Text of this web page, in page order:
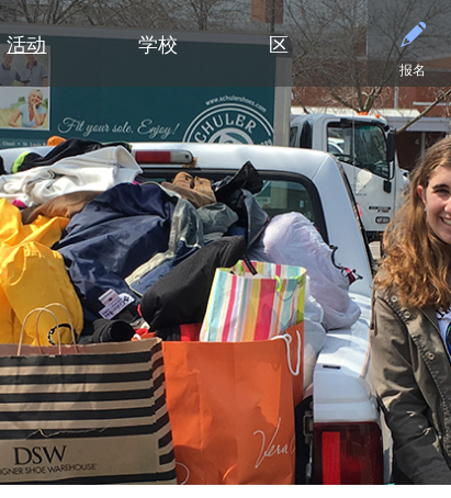
课程设置
小学网站链接
小学美术
沉浸式教学选项（幼儿园至五年
级）
Kindergarten at Minnetonka
读写能力计划
高
学
大
毕
美术
毕
国
国
语
明
“引
船
初中（6-8年级）
学术荣誉
课程目录
语言沉浸式教学（6-8年级）
活动
活动 - MME
活动 - MMW
高中活动
社团与拓展活动
联系我们
明尼通卡合唱团
（在新窗口/标签页中打开）
明尼通卡部落（在新窗口/标签页中打开）
明尼通卡管弦乐团（在新窗口/标签页中打开）
明尼通卡剧院（在新窗口/标签页中打开）
注册（在新窗口/标签页中打开）
学生会
高
日历
设施
常
联
注册
体育
体
门票
学校
学
黑文小学
尔西尔小学
兰小学
什塔小学
地小学
初中
东初中
西初中
高中
明尼通卡高中
区
财务
与提案征集
用与租赁
源
务
公开招募
安保
评估
合作伙伴
后援会
案例
钻石俱乐部 （在新窗口/标
家庭协作
明尼通卡校友会
明尼通卡基金会
斯基珀斯助威俱乐部
Tonka CARES
托恩卡之傲
报名